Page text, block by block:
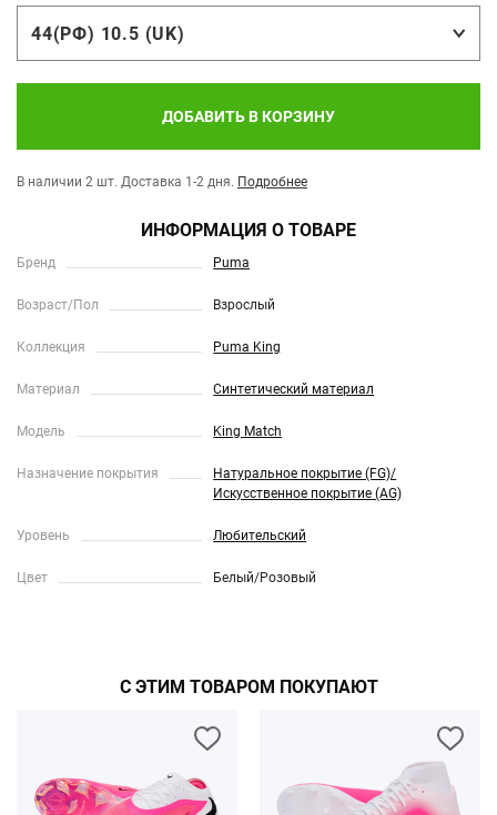
44(РФ) 10.5 (UK)
ДОБАВИТЬ В КОРЗИНУ
В наличии 2 шт. Доставка 1-2 дня. Подробнее
ИНФОРМАЦИЯ О ТОВАРЕ
Бренд Puma
Возраст/Пол Взрослый
Коллекция Puma King
Материал Синтетический материал
Модель King Match
Назначение покрытия
Натуральное покрытие (FG)/
Искусственное покрытие (AG)
Уровень Любительский
Цвет Белый/Розовый
С ЭТИМ ТОВАРОМ ПОКУПАЮТ